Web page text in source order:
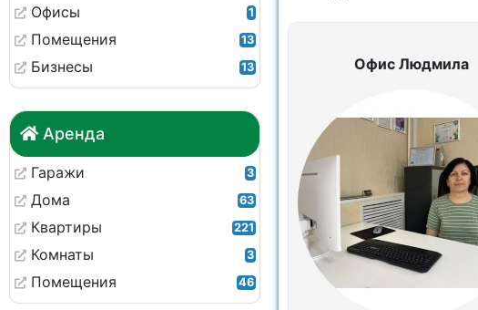
Офисы 1
Помещения 13
Бизнесы 13
Аренда
Гаражи 3
Дома 63
Квартиры 221
Комнаты 3
Помещения 46
Офис Людмила